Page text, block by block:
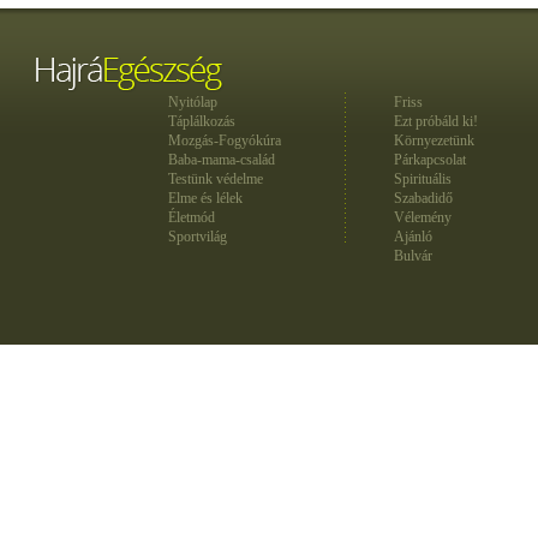
Nyitólap
Táplálkozás
Mozgás-Fogyókúra
Baba-mama-család
Testünk védelme
Elme és lélek
Életmód
Sportvilág
Friss
Ezt próbáld ki!
Környezetünk
Párkapcsolat
Spirituális
Szabadidő
Vélemény
Ajánló
Bulvár